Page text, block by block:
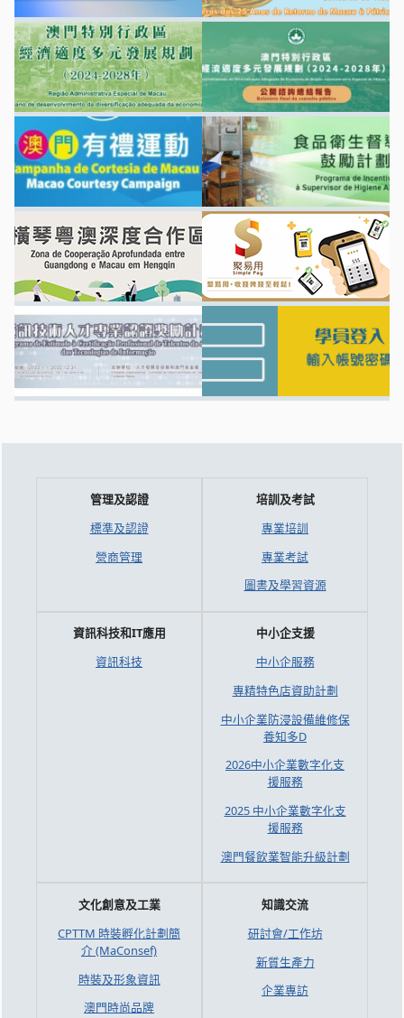
管理及認證
標準及認證
營商管理
培訓及考試
專業培訓
專業考試
圖書及學習資源
資訊科技和IT應用
資訊科技
中小企支援
中小企服務
專精特色店資助計劃
中小企業防浸設備維修保
養知多D
2026中小企業數字化支
援服務
2025 中小企業數字化支
援服務
澳門餐飲業智能升級計劃
文化創意及工業
CPTTM 時裝孵化計劃簡
介 (MaConsef)
時裝及形象資訊
澳門時尚品牌
知識交流
研討會/工作坊
新質生產力
企業專訪